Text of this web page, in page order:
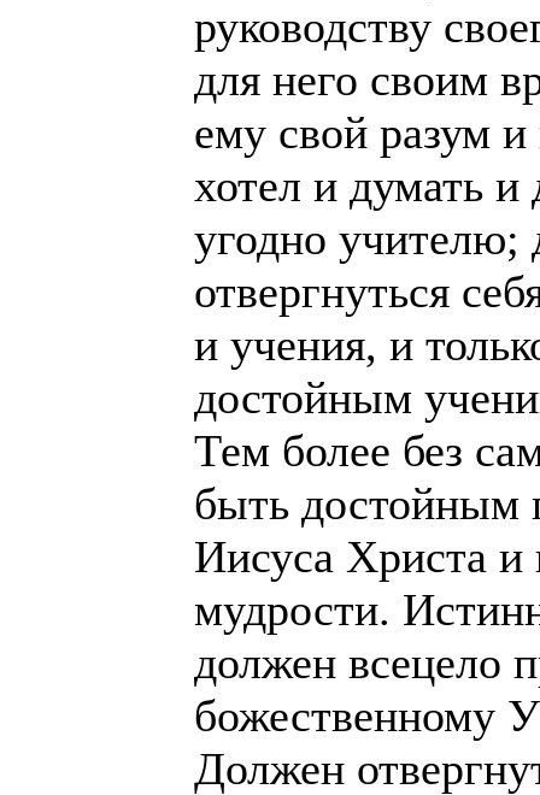
руководству
для него своим
ему свой разум
хотел и думать и
угодно
отвергнуться
и учения, и
достойным
Тем более без
быть достойным
Иисуса Христа и
мудрости.
должен всецело
божественному
Должен